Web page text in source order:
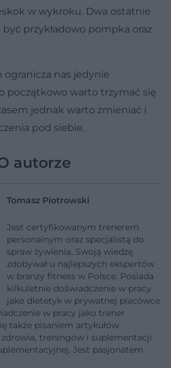
w wykroku. Dwa ostatnie
przykładowo pompka oraz
nas jedynie
początkowo warto trzymać się
jednak warto zmieniać i
pod siebie.
autorze
Tomasz Piotrowski
Jest certyfikowanym trenerem
personalnym oraz specjalistą do
spraw żywienia. Swoją wiedzę
zdobywał u najlepszych ekspertów
w branży fitness w Polsce. Posiada
kilkuletnie doświadczenie w pracy
jako dietetyk w prywatnej placówce
w pracy jako trener
także pisaniem artykułów
treningów i suplementacji
Jest pasjonatem